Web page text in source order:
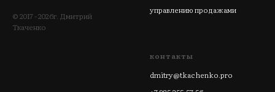
© 2017 - 2026г. Дмитрий
Ткаченко
управлению продажами
контакты
dmitry@tkachenko.pro